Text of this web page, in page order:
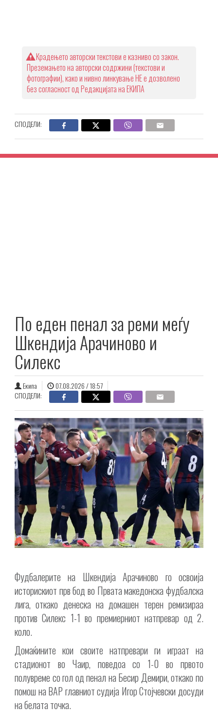
Крадењето авторски текстови е казниво со закон.
Преземањето на авторски содржини (текстови и
фотографии), како и нивно линкување НЕ е дозволено
без согласност од Редакцијата на ЕКИПА
СПОДЕЛИ:
По еден пенал за реми меѓу
Шкендија Арачиново и
Силекс
Екипа
07.08.2026 / 18:57
СПОДЕЛИ:
Фудбалерите на Шкендија Арачиново го освоија
историскиот прв бод во Првата македонска фудбалска
лига, откако денеска на домашен терен ремизираа
против Силекс 1-1 во премиерниот натпревар од 2.
коло.
Домаќините кои своите натпревари ги играат на
стадионот во Чаир, поведоа со 1-0 во првото
полувреме со гол од пенал на Бесир Демири, откако по
помош на ВАР главниот судија Игор Стојчевски досуди
на белата точка.